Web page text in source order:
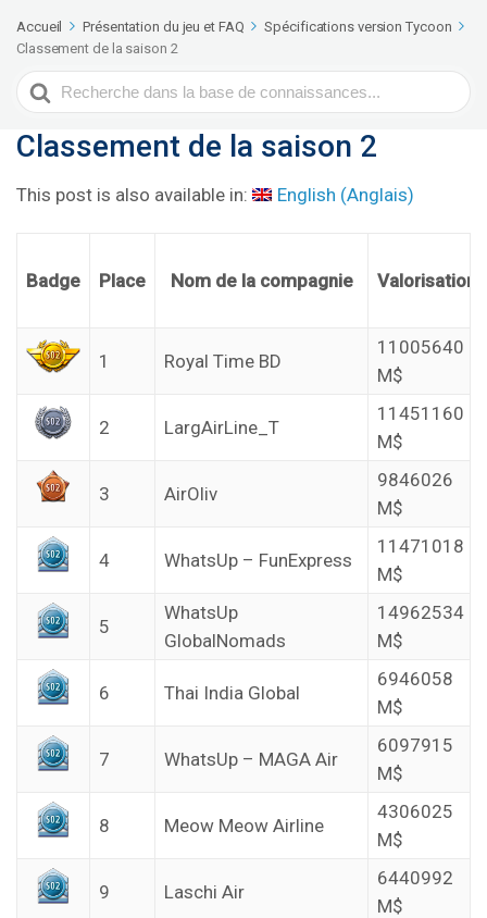
Accueil Présentation du jeu et FAQ
Spécifications version Tycoon
Classement de la saison 2
Rechercher
Classement de la saison 2
This post is also available in: English (Anglais)
Badge Place Nom de la compagnie Valorisation
1 Royal Time BD
11005640
M$
2 LargAirLine_T
11451160
M$
3 AirOliv
9846026
M$
4 WhatsUp – FunExpress
11471018
M$
5
WhatsUp
GlobalNomads
14962534
M$
6 Thai India Global
6946058
M$
7 WhatsUp – MAGA Air
6097915
M$
8 Meow Meow Airline
4306025
M$
9 Laschi Air
6440992
M$